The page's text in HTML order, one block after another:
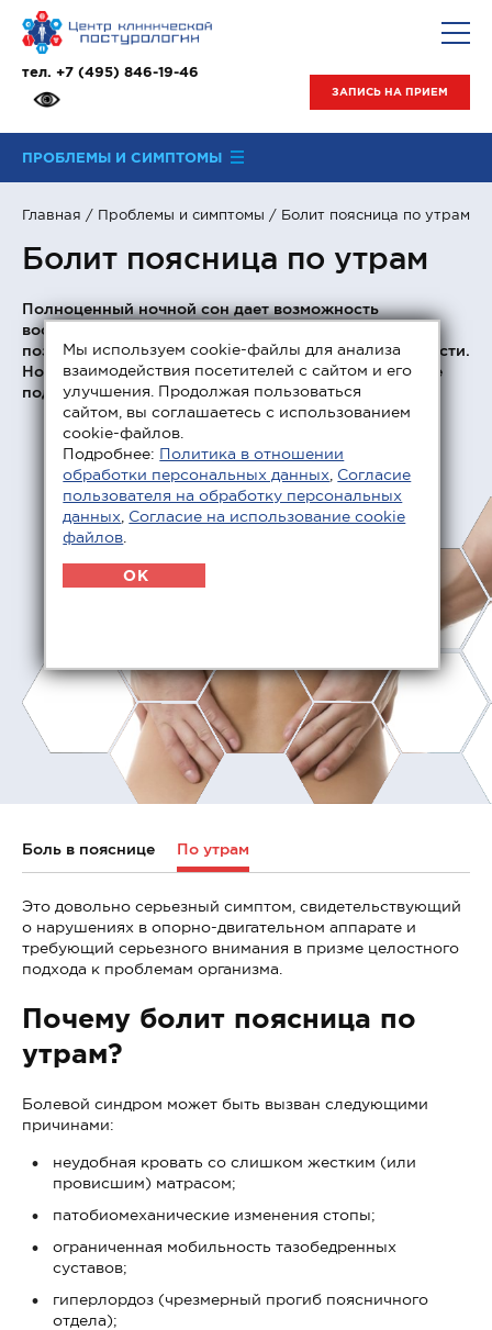
тел. +7 (495) 846-19-46
ЗАПИСЬ НА ПРИЕМ
ПРОБЛЕМЫ И СИМПТОМЫ
Главная / Проблемы и симптомы / Болит поясница по утрам
Болит поясница по утрам
Полноценный ночной сон дает возможность
восстановить силы и повышает работоспособность,
позволяя телу расслабиться после дневной активности.
Но бывает так, что пробуждение сопровождается не
подъемом сил, а болью в пояснице.
Боль в пояснице По утрам
Это довольно серьезный симптом, свидетельствующий
о нарушениях в опорно-двигательном аппарате и
требующий серьезного внимания в призме целостного
подхода к проблемам организма.
Почему болит поясница по
утрам?
Болевой синдром может быть вызван следующими
причинами:
неудобная кровать со слишком жестким (или
провисшим) матрасом;
патобиомеханические изменения стопы;
ограниченная мобильность тазобедренных
суставов;
гиперлордоз (чрезмерный прогиб поясничного
отдела);
Мы используем cookie-файлы для анализа
взаимодействия посетителей с сайтом и его
улучшения. Продолжая пользоваться
сайтом, вы соглашаетесь с использованием
cookie-файлов.
Подробнее: Политика в отношении
обработки персональных данных Согласие
пользователя на обработку персональных
данных Согласие на использование cookie
файлов
OK